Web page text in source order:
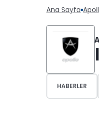
Ana Sayfa
HABERLER